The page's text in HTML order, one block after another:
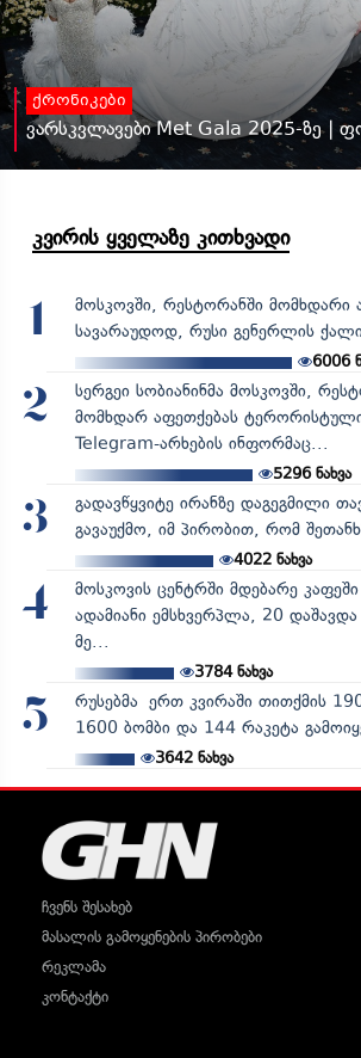
ქრონიკები
ვარსკვლავები Met Gala 2025-ზე |
კვირის ყველაზე კითხვადი
1
მოსკოვში, რესტორანში მომხდარი
სავარაუდოდ, რუსი გენერლის
6006
2
სერგეი სობიანინმა მოსკოვში,
მომხდარ აფეთქებას
Telegram-არხების ინფორმაც...
5296ნახვა
3
გადავწყვიტე ირანზე დაგეგმილი
გავაუქმო, იმ პირობით, რომ
4022ნახვა
4
მოსკოვის ცენტრში მდებარე
ადამიანი ემსხვერპლა, 20
მე...
3784ნახვა
5
რუსებმა ერთ კვირაში თითქმის
1600 ბომბი და 144 რაკეტა
3642ნახვა
ჩვენს შესახებ
მასალის გამოყენების პირობები
რეკლამა
კონტაქტი